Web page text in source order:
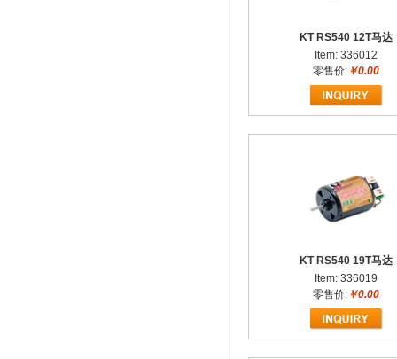
KT RS540 12T马达
Item: 336012
零售价: ￥0.00
KT RS540 19T马达
Item: 336019
零售价: ￥0.00